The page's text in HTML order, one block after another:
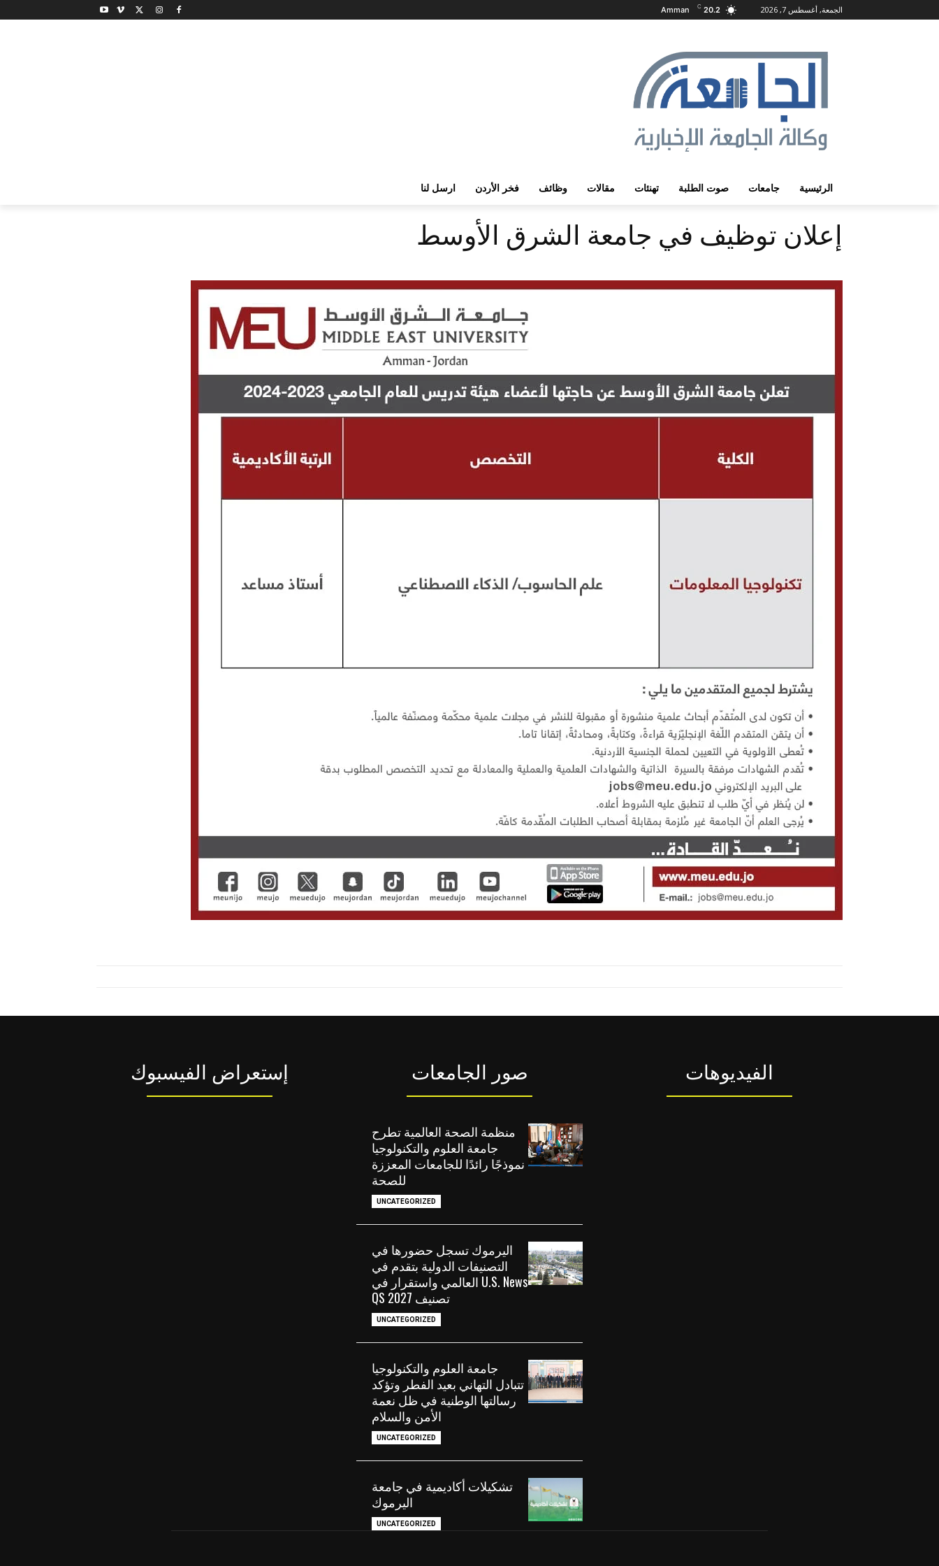
الجمعة, أغسطس 7, 2026 20.2
C
Amman
الرئيسية جامعات صوت الطلبة تهنئات مقالات وظائف فخر الأردن ارسل لنا
إعلان توظيف في جامعة الشرق الأوسط
إستعراض الفيسبوك صور الجامعات
منظمة الصحة العالمية تطرح
جامعة العلوم والتكنولوجيا
نموذجًا رائدًا للجامعات المعززة
للصحة
UNCATEGORIZED
اليرموك تسجل حضورها في
التصنيفات الدولية بتقدم في
U.S. News العالمي واستقرار في
تصنيف QS 2027
UNCATEGORIZED
جامعة العلوم والتكنولوجيا
تتبادل التهاني بعيد الفطر وتؤكد
رسالتها الوطنية في ظل نعمة
الأمن والسلام
UNCATEGORIZED
تشكيلات أكاديمية في جامعة
اليرموك
UNCATEGORIZED
الفيديوهات